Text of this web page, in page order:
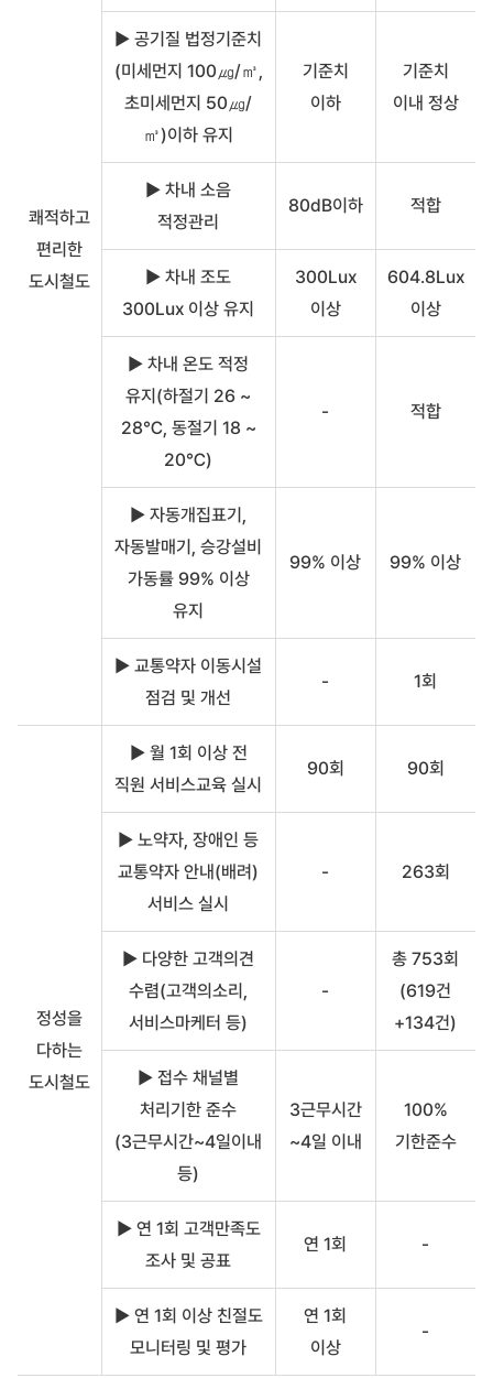
쾌적하고
편리한
도시철도
▶ 공기질 법정기준치
(미세먼지 100㎍/㎥,
초미세먼지 50㎍/
㎥)이하 유지
기준치
이하
기준치
이내 정상
▶ 차내 소음
적정관리
80dB이하 적합
▶ 차내 조도
300Lux 이상 유지
300Lux
이상
604.8Lux
이상
▶ 차내 온도 적정
유지(하절기 26 ~
28℃, 동절기 18 ~
20℃)
- 적합
▶ 자동개집표기,
자동발매기, 승강설비
가동률 99% 이상
유지
99% 이상 99% 이상
▶ 교통약자 이동시설
점검 및 개선
- 1회
정성을
다하는
도시철도
▶ 월 1회 이상 전
직원 서비스교육 실시
90회 90회
▶ 노약자, 장애인 등
교통약자 안내(배려)
서비스 실시
- 263회
▶ 다양한 고객의견
수렴(고객의소리,
서비스마케터 등)
-
총 753회
(619건
+134건)
▶ 접수 채널별
처리기한 준수
(3근무시간~4일이내
등)
3근무시간
~4일 이내
100%
기한준수
▶ 연 1회 고객만족도
조사 및 공표
연 1회 -
▶ 연 1회 이상 친절도
모니터링 및 평가
연 1회
이상
-